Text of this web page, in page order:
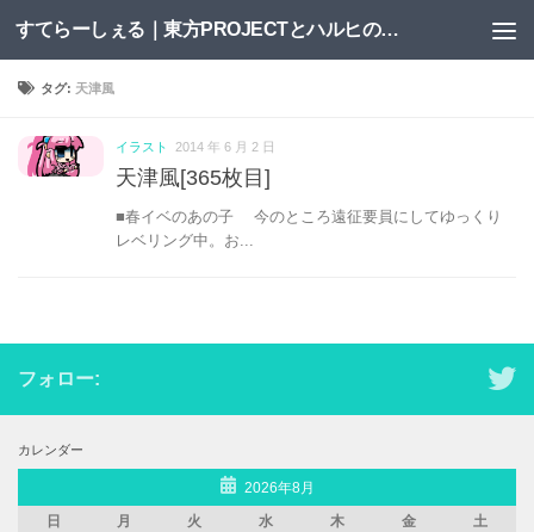
コンテンツへスキップ すてらーしぇる｜東方PROJECTとハルヒの二次創作サイト
タグ: 天津風
イラスト 2014 年 6 月 2 日
天津風[365枚目]
■春イベのあの子 今のところ遠征要員にしてゆっくり
レベリング中。お...
フォロー:
カレンダー
2026年8月
日
月 火 水 木 金
土